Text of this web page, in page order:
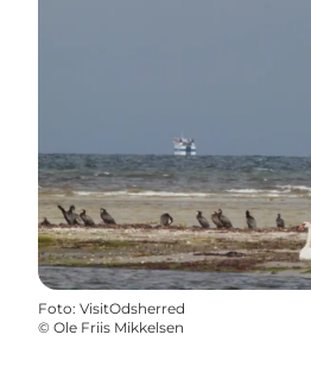
Foto: VisitOdsherred
© Ole Friis Mikkelsen